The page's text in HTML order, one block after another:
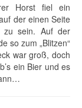
Horst fiel ein
der einen Seite
zu sein. Auf der
so zum „Blitzen“
war groß, doch
ein Bier und es